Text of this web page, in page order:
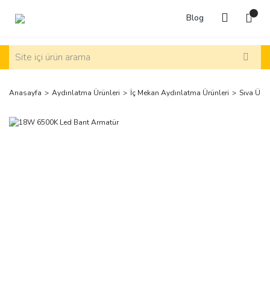
Blog
Anasayfa Aydınlatma Ürünleri İç Mekan Aydınlatma Ürünleri Sıva